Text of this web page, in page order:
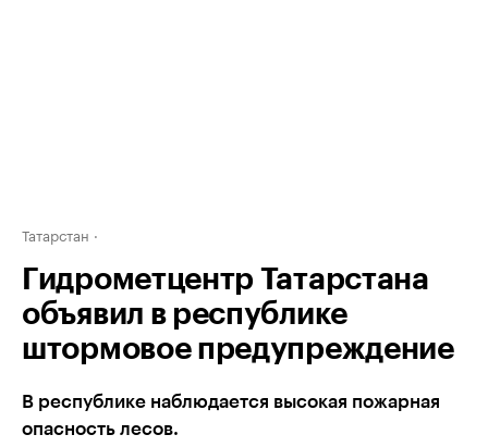
Татарстан
Гидрометцентр Татарстана
объявил в республике
штормовое предупреждение
В республике наблюдается высокая пожарная
опасность лесов.